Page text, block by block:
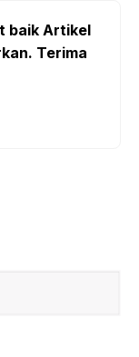
baik Artikel
Terima